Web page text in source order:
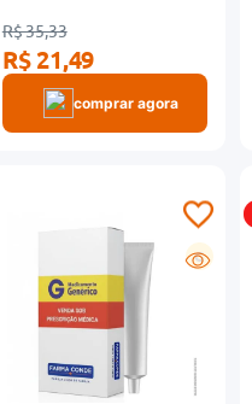
R$ 35,33
R$ 21,49
comprar agora
G